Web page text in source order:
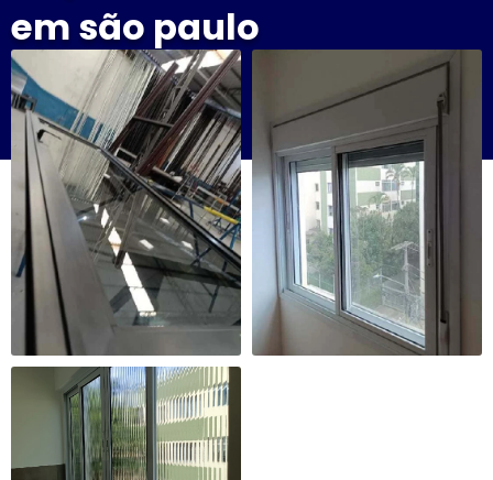
em são paulo